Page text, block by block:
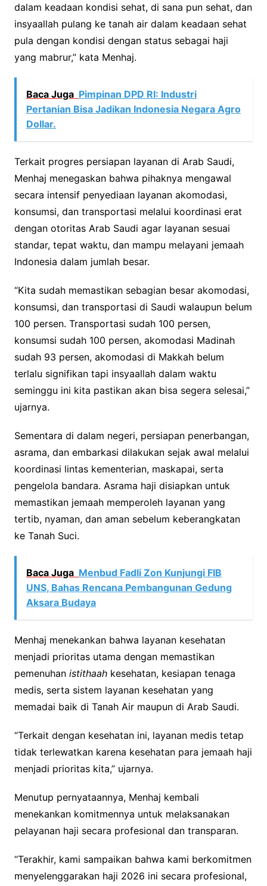
dalam keadaan kondisi sehat, di sana pun sehat, dan
insyaallah pulang ke tanah air dalam keadaan sehat
pula dengan kondisi dengan status sebagai haji
yang mabrur,” kata Menhaj.
Baca Juga Pimpinan DPD RI: Industri
Pertanian Bisa Jadikan Indonesia Negara Agro
Dollar.
Terkait progres persiapan layanan di Arab Saudi,
Menhaj menegaskan bahwa pihaknya mengawal
secara intensif penyediaan layanan akomodasi,
konsumsi, dan transportasi melalui koordinasi erat
dengan otoritas Arab Saudi agar layanan sesuai
standar, tepat waktu, dan mampu melayani jemaah
Indonesia dalam jumlah besar.
“Kita sudah memastikan sebagian besar akomodasi,
konsumsi, dan transportasi di Saudi walaupun belum
100 persen. Transportasi sudah 100 persen,
konsumsi sudah 100 persen, akomodasi Madinah
sudah 93 persen, akomodasi di Makkah belum
terlalu signifikan tapi insyaallah dalam waktu
seminggu ini kita pastikan akan bisa segera selesai,”
ujarnya.
Sementara di dalam negeri, persiapan penerbangan,
asrama, dan embarkasi dilakukan sejak awal melalui
koordinasi lintas kementerian, maskapai, serta
pengelola bandara. Asrama haji disiapkan untuk
memastikan jemaah memperoleh layanan yang
tertib, nyaman, dan aman sebelum keberangkatan
ke Tanah Suci.
Baca Juga Menbud Fadli Zon Kunjungi FIB
UNS, Bahas Rencana Pembangunan Gedung
Aksara Budaya
Menhaj menekankan bahwa layanan kesehatan
menjadi prioritas utama dengan memastikan
pemenuhan istithaahkesehatan, kesiapan tenaga
medis, serta sistem layanan kesehatan yang
memadai baik di Tanah Air maupun di Arab Saudi.
“Terkait dengan kesehatan ini, layanan medis tetap
tidak terlewatkan karena kesehatan para jemaah haji
menjadi prioritas kita,” ujarnya.
Menutup pernyataannya, Menhaj kembali
menekankan komitmennya untuk melaksanakan
pelayanan haji secara profesional dan transparan.
“Terakhir, kami sampaikan bahwa kami berkomitmen
menyelenggarakan haji 2026 ini secara profesional,